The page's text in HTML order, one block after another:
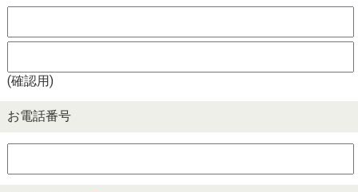
(確認用)
お電話番号